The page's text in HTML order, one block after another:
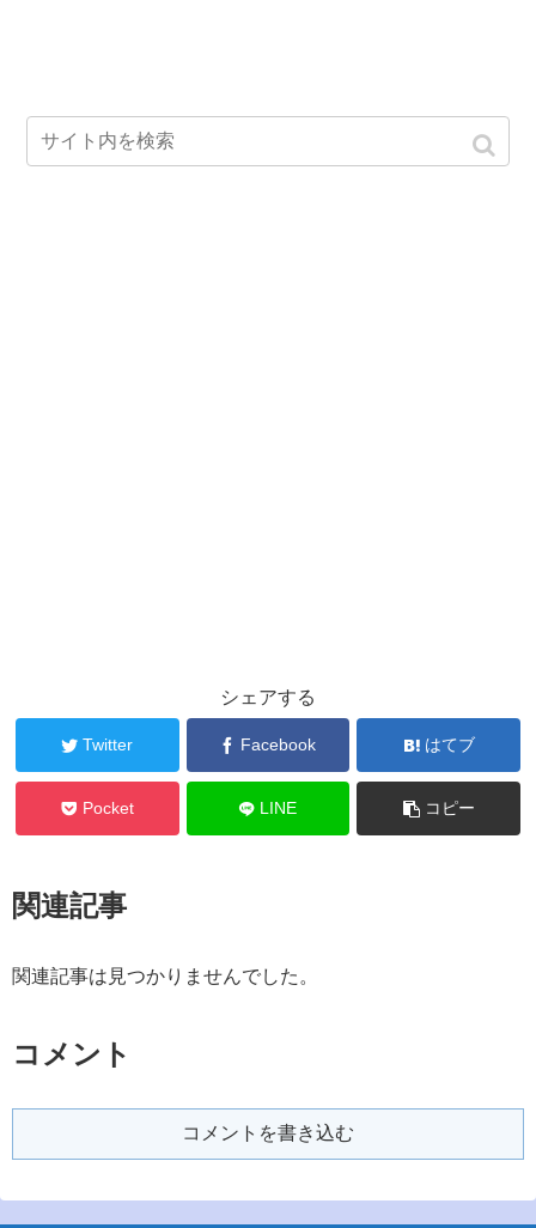
シェアする
Twitter Facebook はてブ
Pocket LINE コピー
関連記事
関連記事は見つかりませんでした。
コメント
コメントを書き込む